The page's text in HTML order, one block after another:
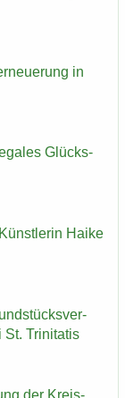
in
Glücks­
Haike
St. Tri­ni­ta­tis